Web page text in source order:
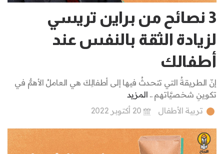
3 نصائح من براين تريسي
لزيادة الثقة بالنفس عند
أطفالك
إنّ الطريقةُ التي تتحدثُ فيها إلى أطفالِكَ هي العاملُ الأهمُّ في
تكوينِ شخصيَّاتهم .. المزيد
تربية الأطفال